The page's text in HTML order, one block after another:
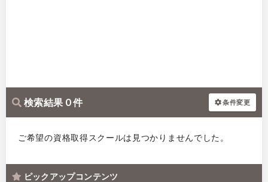
検索結果 0 件 条件変更
ご希望の資格取得スクールは見つかりませんでした。
ピックアップコンテンツ